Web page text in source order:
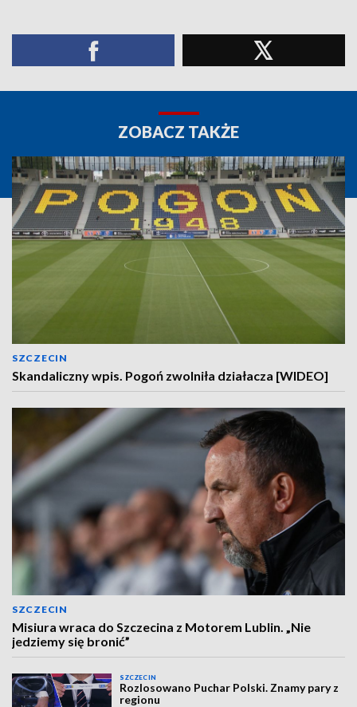
ZOBACZ TAKŻE
SZCZECIN
Skandaliczny wpis. Pogoń zwolniła działacza [WIDEO]
SZCZECIN
Misiura wraca do Szczecina z Motorem Lublin. „Nie
jedziemy się bronić”
SZCZECIN
Rozlosowano Puchar Polski. Znamy pary z
regionu